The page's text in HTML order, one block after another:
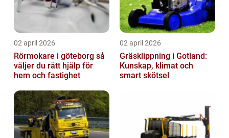
02 april 2026
Rörmokare i göteborg så
väljer du rätt hjälp för
hem och fastighet
02 april 2026
Gräsklippning i Gotland:
Kunskap, klimat och
smart skötsel